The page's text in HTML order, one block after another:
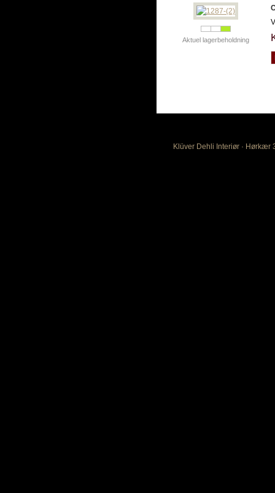
Aktuel lagerbeholdning
Klüver Dehli Interiør · Hørkær